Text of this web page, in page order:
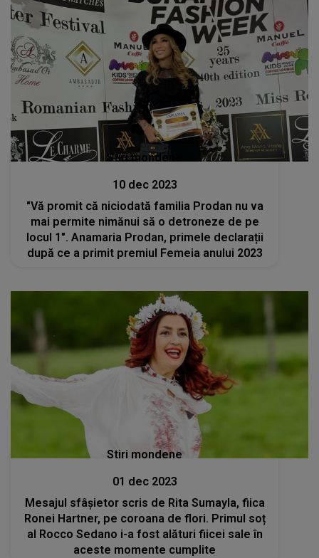
Stiri mondene
10 dec 2023
"Vă promit că niciodată familia Prodan nu va
mai permite nimănui să o detroneze de pe
locul 1". Anamaria Prodan, primele declarații
după ce a primit premiul Femeia anului 2023
Stiri mondene
01 dec 2023
Mesajul sfâșietor scris de Rita Sumayla, fiica
Ronei Hartner, pe coroana de flori. Primul soț
al Rocco Sedano i-a fost alături fiicei sale în
aceste momente cumplite